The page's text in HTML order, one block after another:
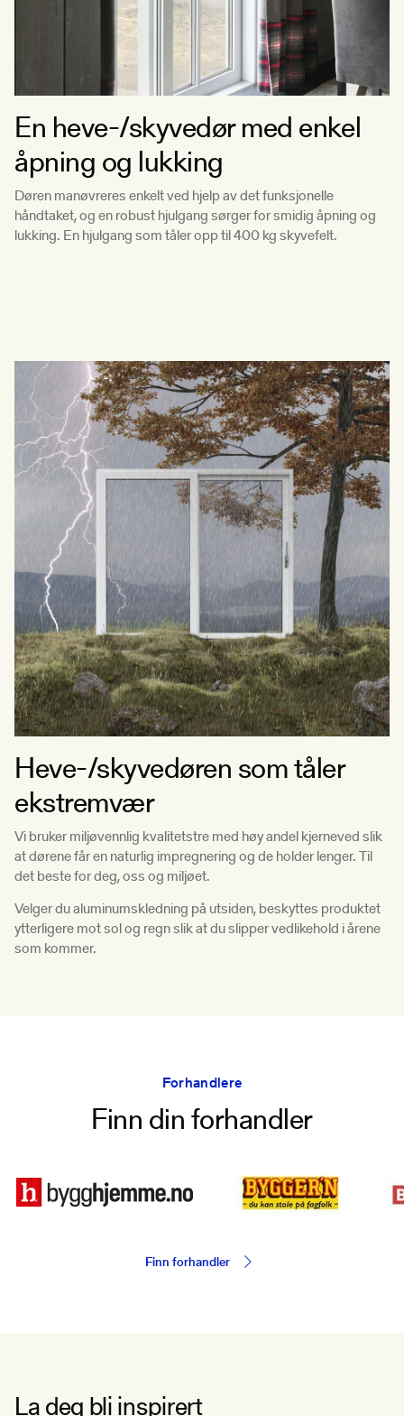
En heve-/skyvedør med enkel
åpning og lukking
Døren manøvreres enkelt ved hjelp av det funksjonelle
håndtaket, og en robust hjulgang sørger for smidig åpning og
lukking. En hjulgang som tåler opp til 400 kg skyvefelt.
Heve-/skyvedøren som tåler
ekstremvær
Vi bruker miljøvennlig kvalitetstre med høy andel kjerneved slik
at dørene får en naturlig impregnering og de holder lenger. Til
det beste for deg, oss og miljøet.
Velger du aluminumskledning på utsiden, beskyttes produktet
ytterligere mot sol og regn slik at du slipper vedlikehold i årene
som kommer.
Forhandlere
Finn din forhandler
Finn forhandler
La deg bli inspirert